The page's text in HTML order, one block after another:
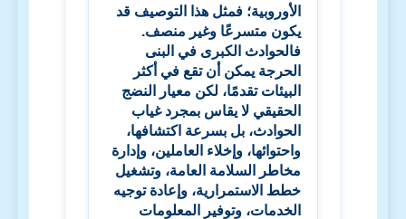
الأوروبية؛ فمثل هذا التوصيف قد
يكون متسرعًا وغير منصف.
فالحوادث الكبرى في البنى
الحرجة يمكن أن تقع في أكثر
البيئات تقدمًا، لكن معيار النضج
الحقيقي لا يقاس بمجرد غياب
الحوادث، بل بسرعة اكتشافها،
واحتوائها، وإخلاء العاملين، وإدارة
مخاطر السلامة العامة، وتشغيل
خطط الاستمرارية، وإعادة توجيه
الخدمات، وتوفير المعلومات